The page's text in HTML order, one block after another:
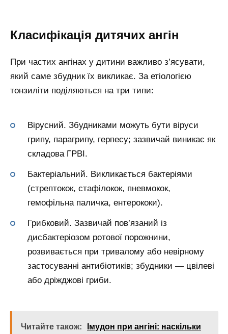
Класифікація дитячих ангін
При частих ангiнах у дитини важливо з’ясувати,
який саме збудник їх викликає. За етіологією
тонзиліти поділяються на три типи:
Вірусний. Збудниками можуть бути віруси
грипу, парагрипу, герпесу; зазвичай виникає як
складова ГРВІ.
Бактеріальний. Викликається бактеріями
(стрептокок, стафілокок, пневмокок,
гемофільна паличка, ентерококи).
Грибковий. Зазвичай пов’язаний із
дисбактеріозом ротової порожнини,
розвивається при тривалому або невірному
застосуванні антибіотиків; збудники — цвілеві
або дріжджові гриби.
Читайте також: Імудон при ангіні: наскільки